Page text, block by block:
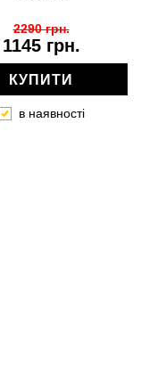
1145 грн.
2290 грн.
КУПИТИ
в наявності